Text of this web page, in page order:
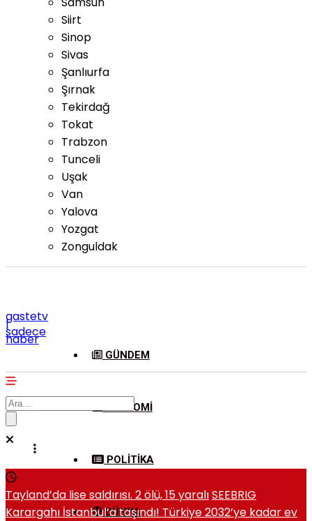
Siirt
Sinop
Sivas
Şanlıurfa
Şırnak
Tekirdağ
Tokat
Trabzon
Tunceli
Uşak
Van
Yalova
Yozgat
Zonguldak
gastetv
|
sadece
haber
GÜNDEM
EKONOMI
POLITIKA
DÜNYA
Tayland’da lise saldırısı. 2 ölü, 15 yaralıSEEBRIG
Karargahı İstanbul’a taşındı! Türkiye 2032’ye kadar ev